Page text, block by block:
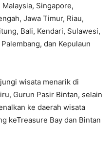
Singapore,
Jawa Timur, Riau,
Bali, Kendari, Sulawesi,
dan Kepulaun
wisata menarik di
Gurun Pasir Bintan, selain
ke daerah wisata
keTreasure Bay dan Bintan